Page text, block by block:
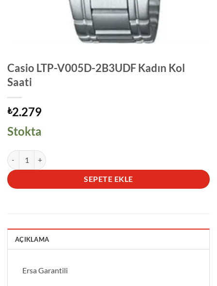
Casio LTP-V005D-2B3UDF Kadın Kol
Saati
₺2.279
Stokta
Casio LTP-V005D-2B3UDF Kadın Kol Saati adet
SEPETE EKLE
AÇIKLAMA
Ersa Garantili